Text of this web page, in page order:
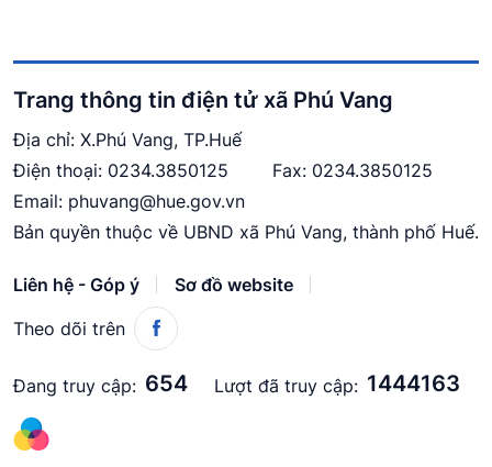
Trang thông tin điện tử xã Phú Vang
Địa chỉ: X.Phú Vang, TP.Huế
Điện thoại: 0234.3850125
Fax: 0234.3850125
Email: phuvang@hue.gov.vn
Bản quyền thuộc về UBND xã Phú Vang, thành phố Huế.
Liên hệ - Góp ý
Sơ đồ website
Theo dõi trên
Đang truy cập: 654 Lượt đã truy cập: 1444163